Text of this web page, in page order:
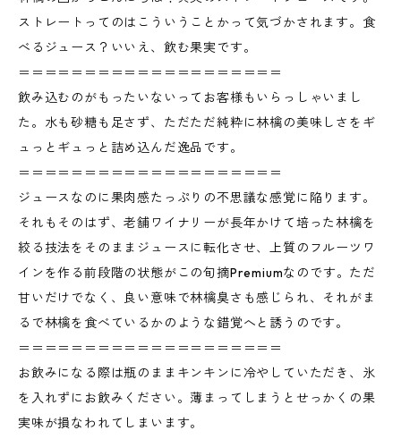
ストレートってのはこういうことかって気づかされます。食
べるジュース？いいえ、飲む果実です。
＝＝＝＝＝＝＝＝＝＝＝＝＝＝＝＝＝＝＝＝
飲み込むのがもったいないってお客様もいらっしゃいまし
た。水も砂糖も足さず、ただただ純粋に林檎の美味しさをギ
ュっとギュっと詰め込んだ逸品です。
＝＝＝＝＝＝＝＝＝＝＝＝＝＝＝＝＝＝＝＝
ジュースなのに果肉感たっぷりの不思議な感覚に陥ります。
それもそのはず、老舗ワイナリーが長年かけて培った林檎を
絞る技法をそのままジュースに転化させ、上質のフルーツワ
インを作る前段階の状態がこの旬摘Premiumなのです。ただ
甘いだけでなく、良い意味で林檎臭さも感じられ、それがま
るで林檎を食べているかのような錯覚へと誘うのです。
＝＝＝＝＝＝＝＝＝＝＝＝＝＝＝＝＝＝＝＝
お飲みになる際は瓶のままキンキンに冷やしていただき、氷
を入れずにお飲みください。薄まってしまうとせっかくの果
実味が損なわれてしまいます。